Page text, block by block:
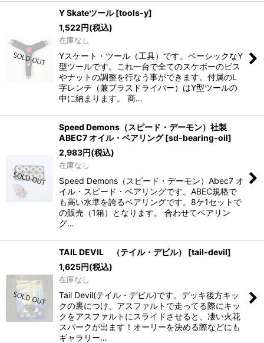
Y Skateツール [tools-y]
1,522円(税込)
在庫なし
Yスケート・ツール（工具）です。ベーシックなY
型ツールです。これ一台で全てのスケボーのビス
やナットの調整を行なう事ができます。付属のL
字レンチ（兼プラスドライバー）はY型ツールの
中に納まります。 商…
Speed Demons（スピード・デーモン）社製
ABEC7 オイル・ベアリング [sd-bearing-oil]
2,983円(税込)
在庫なし
Speed Demons（スピード・デーモン）Abec7 オ
イル・スピード・ベアリングです。ABEC規格で
も高い水準を誇るベアリングです。8ケ1セットで
の販売（1箱）となります。 合わせてベアリン
グ…
TAIL DEVIL （テイル・デビル） [tail-devil]
1,625円(税込)
在庫なし
Tail Devil(テイル・デビル)です。デッキ後方キッ
クの裏につけ、アスファルトで走ってる際にキッ
クをアスファルトにスライドさせると、凄い火花
スパークが出ます！オーリーを決める際などにも
ギャラリー…